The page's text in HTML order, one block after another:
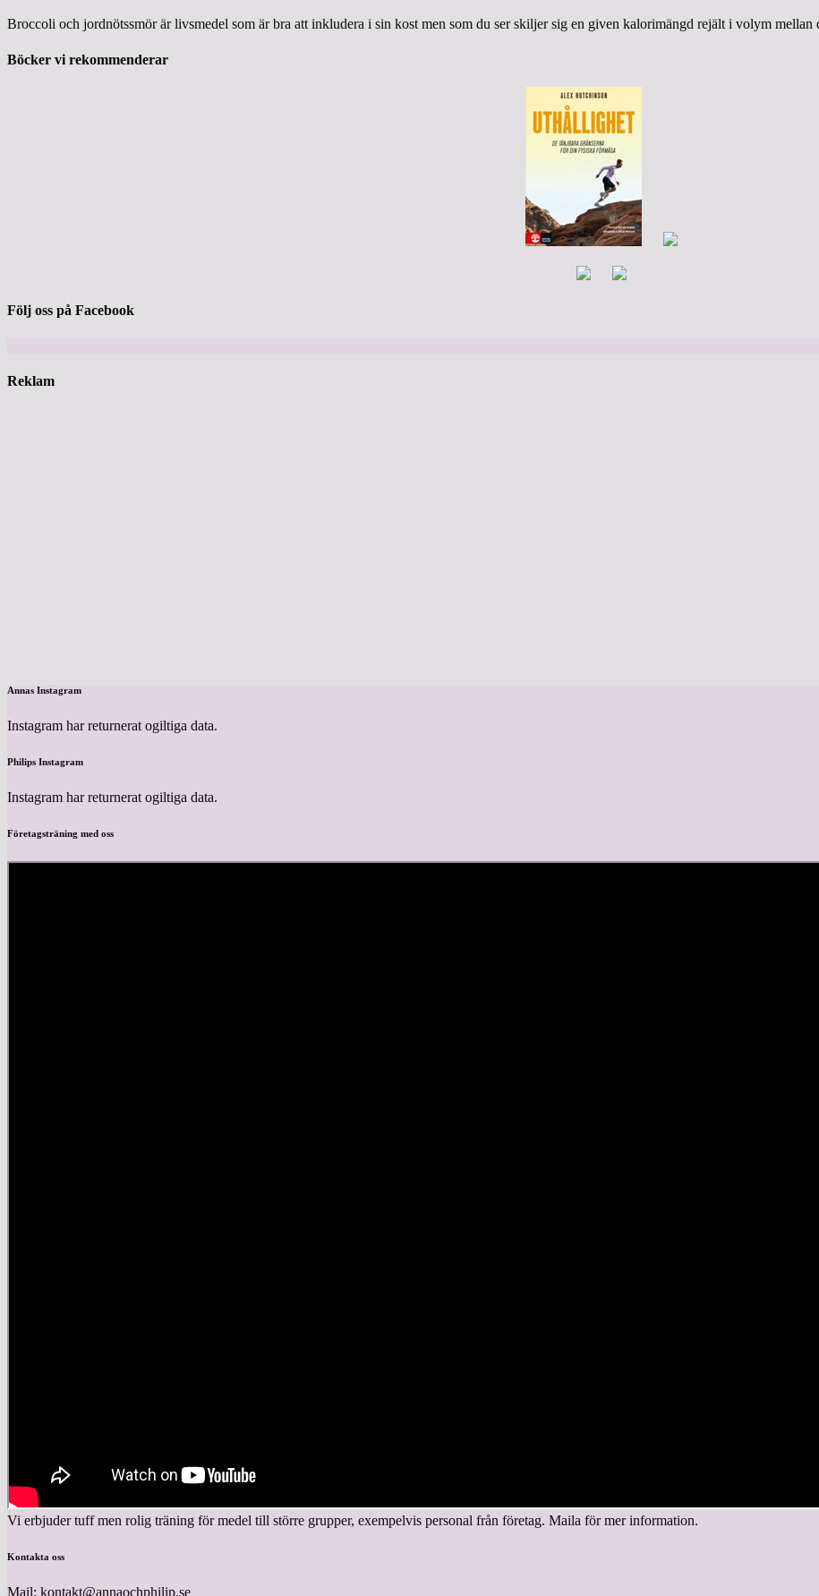
Broccoli och jordnötssmör är livsmedel som är bra att inkludera i sin kost men som du ser skiljer sig en given kalorimängd rejält i volym mellan
Böcker vi rekommenderar
Följ oss på Facebook
Reklam
Annas Instagram
Instagram har returnerat ogiltiga data.
Philips Instagram
Instagram har returnerat ogiltiga data.
Företagsträning med oss
Vi erbjuder tuff men rolig träning för medel till större grupper, exempelvis personal från företag. Maila för mer information.
Kontakta oss
Mail: kontakt@annaochphilip.se